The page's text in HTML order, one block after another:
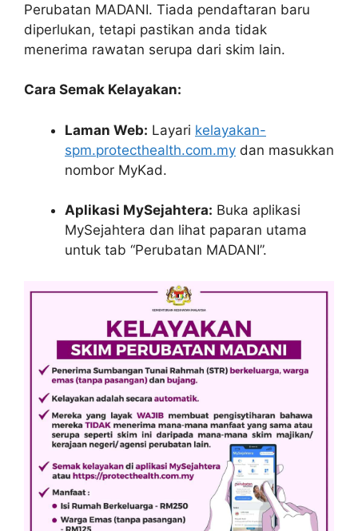
Perubatan MADANI. Tiada pendaftaran baru
diperlukan, tetapi pastikan anda tidak
menerima rawatan serupa dari skim lain.
Cara Semak Kelayakan:
Laman Web: Layari kelayakan-
spm.protecthealth.com.my dan masukkan
nombor MyKad.
Aplikasi MySejahtera: Buka aplikasi
MySejahtera dan lihat paparan utama
untuk tab “Perubatan MADANI”.